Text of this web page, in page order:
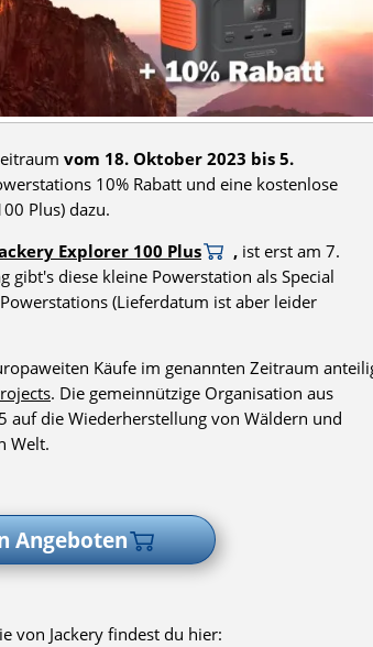
vom 18. Oktober 2023 bis 5.
10% Rabatt und eine kostenlose
Plus) dazu.
Explorer 100 Plus , ist erst am 7.
gibt's diese kleine Powerstation als Special
(Lieferdatum ist aber leider
Käufe im genannten Zeitraum
. Die gemeinnützige Organisation aus
auf die Wiederherstellung von Wäldern und
Welt.
Angeboten
von Jackery findest du hier: